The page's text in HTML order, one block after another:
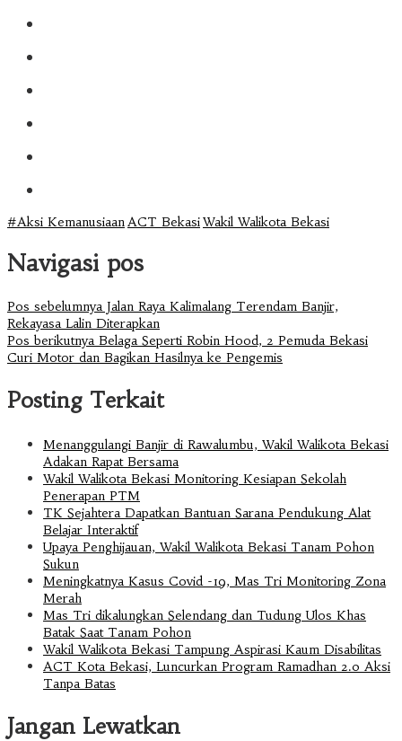
#Aksi KemanusiaanACT BekasiWakil Walikota Bekasi
Navigasi pos
Pos sebelumnyaJalan Raya Kalimalang Terendam Banjir,
Rekayasa Lalin Diterapkan
Pos berikutnyaBelaga Seperti Robin Hood, 2 Pemuda Bekasi
Curi Motor dan Bagikan Hasilnya ke Pengemis
Posting Terkait
Menanggulangi Banjir di Rawalumbu, Wakil Walikota Bekasi
Adakan Rapat Bersama
Wakil Walikota Bekasi Monitoring Kesiapan Sekolah
Penerapan PTM
TK Sejahtera Dapatkan Bantuan Sarana Pendukung Alat
Belajar Interaktif
Upaya Penghijauan, Wakil Walikota Bekasi Tanam Pohon
Sukun
Meningkatnya Kasus Covid -19, Mas Tri Monitoring Zona
Merah
Mas Tri dikalungkan Selendang dan Tudung Ulos Khas
Batak Saat Tanam Pohon
Wakil Walikota Bekasi Tampung Aspirasi Kaum Disabilitas
ACT Kota Bekasi, Luncurkan Program Ramadhan 2.0 Aksi
Tanpa Batas
Jangan Lewatkan